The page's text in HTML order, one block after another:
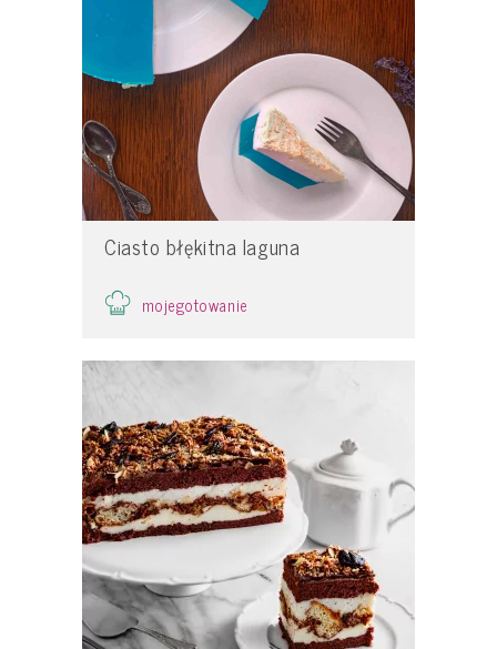
Ciasto błękitna laguna
mojegotowanie